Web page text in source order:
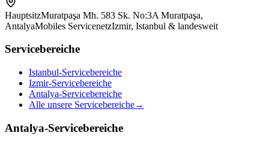
HauptsitzMuratpaşa Mh. 583 Sk. No:3A Muratpaşa,
AntalyaMobiles ServicenetzIzmir, Istanbul & landesweit
Servicebereiche
Istanbul-Servicebereiche
Izmir-Servicebereiche
Antalya-Servicebereiche
Alle unsere Servicebereiche→
Antalya-Servicebereiche